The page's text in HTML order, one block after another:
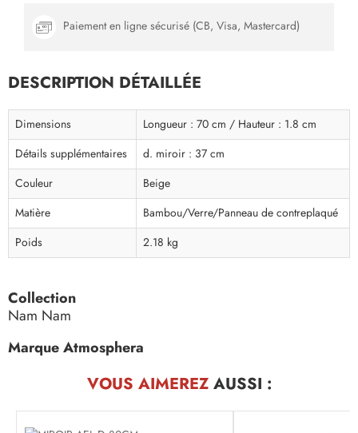
Paiement en ligne sécurisé (CB, Visa, Mastercard)
DESCRIPTION DÉTAILLÉE
Dimensions
Longueur : 70 cm / Hauteur : 1.8 cm
Détails supplémentaires
d. miroir : 37 cm
Couleur
Beige
Matière
Bambou/Verre/Panneau de contreplaqué
Poids
2.18 kg
Collection
Nam Nam
Marque Atmosphera
VOUS AIMEREZAUSSI :